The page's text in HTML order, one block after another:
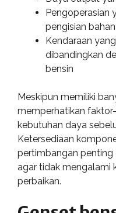
Pengoperasian
pengisian
Kendaraan
dibandingkan
bensin
Meskipun memiliki
memperhatikan
kebutuhan daya
Ketersediaan
pertimbangan penting
agar tidak mengalami
perbaikan.